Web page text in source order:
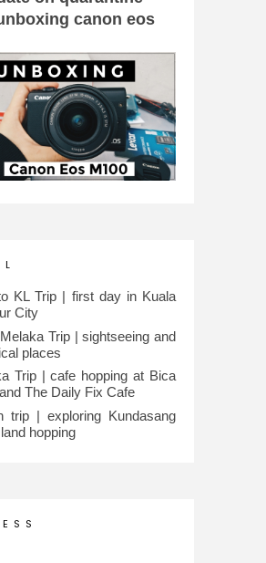
canon eos
L
KL Trip | first day in Kuala
City
Trip | sightseeing and
places
Trip | cafe hopping at Bica
The Daily Fix Cafe
trip | exploring Kundasang
hopping
S S